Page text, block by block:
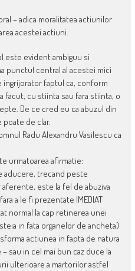
– adica moralitatea actiunilor
acestei actiuni.
este evident ambiguu si
punctul central al acestei mici
ingrijorator faptul ca, conform
facut, cu stiinta sau fara stiinta, o
De ce cred eu ca abuzul din
de clar.
Radu Alexandru Vasilescu ca
urmatoarea afirmatie:
aducere, trecand peste
este la fel de abuziva
a le fi prezentate IMEDIAT
normal la cap retinerea unei
in fata organelor de ancheta)
actiunea in fapta de natura
sau in cel mai bun caz duce la
ulterioare a martorilor astfel